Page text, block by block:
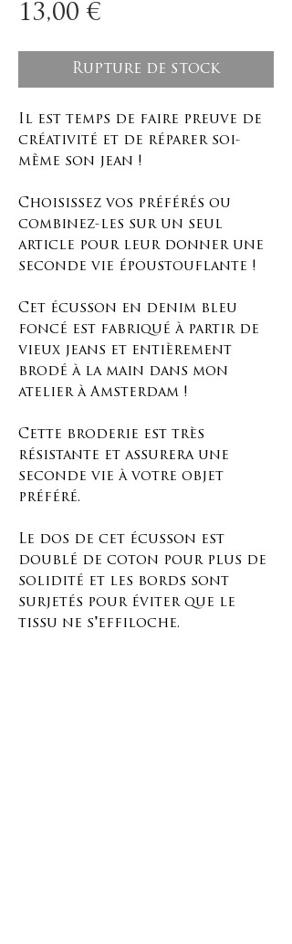
13,00 €Prix
Rupture de stock
Il est temps de faire preuve de
créativité et de réparer soi-
même son jean !
Choisissez vos préférés ou
combinez-les sur un seul
article pour leur donner une
seconde vie époustouflante !
Cet écusson en denim bleu
foncé est fabriqué à partir de
vieux jeans et entièrement
brodé à la main dans mon
atelier à Amsterdam !
Cette broderie est très
résistante et assurera une
seconde vie à votre objet
préféré.
Le dos de cet écusson est
doublé de coton pour plus de
solidité et les bords sont
surjetés pour éviter que le
tissu ne s'effiloche.